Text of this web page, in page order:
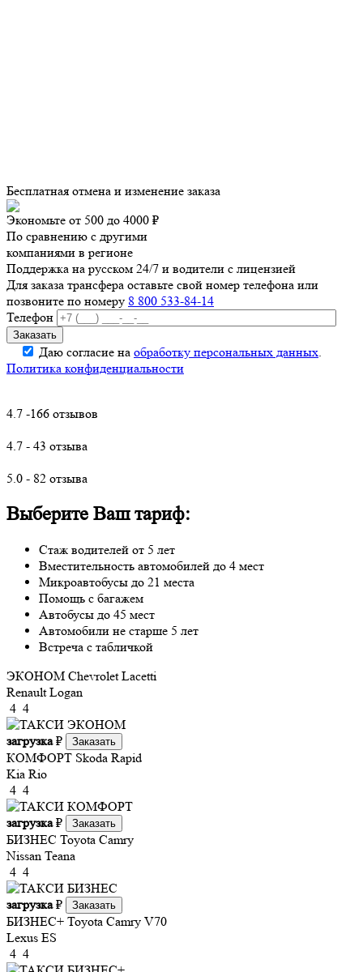
Бесплатная отмена и изменение заказа
Экономьте от 500 до 4000 ₽
По сравнению с другими
компаниями в регионе
Поддержка на русском 24/7 и водители с лицензией
Для заказа трансфера оставьте свой номер телефона или
позвоните по номеру 8 800 533-84-14
Телефон
Даю согласие на обработку персональных данных.
Политика конфиденциальности
4.7 -166 отзывов
4.7 - 43 отзыва
5.0 - 82 отзыва
Выберите Ваш тариф:
Стаж водителей от 5 лет
Вместительность автомобилей до 4 мест
Микроавтобусы до 21 места
Помощь с багажем
Автобусы до 45 мест
Автомобили не старше 5 лет
Встреча с табличкой
ЭКОНОМ Chevrolet Lacetti
Renault Logan
4 4
загрузка₽ Заказать
КОМФОРТ Skoda Rapid
Kia Rio
4 4
загрузка₽ Заказать
БИЗНЕС Toyota Camry
Nissan Teana
4 4
загрузка₽ Заказать
БИЗНЕС+ Toyota Camry V70
Lexus ES
4 4